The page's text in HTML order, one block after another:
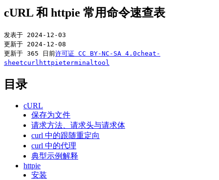
cURL 和 httpie 常用命令速查表
发表于 2024-12-03
更新于 2024-12-08
更新于 365 日前许可证 CC BY-NC-SA 4.0cheat-
sheetcurl httpieterminal tool
目录
cURL
保存为文件
请求方法、请求头与请求体
curl 中的跟随重定向
curl 中的代理
典型示例解释
httpie
安装